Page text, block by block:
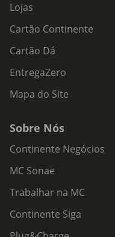
Lojas
Cartão Continente
Cartão Dá
EntregaZero
Mapa do Site
Sobre Nós
Continente Negócios
MC Sonae
Trabalhar na MC
Continente Siga